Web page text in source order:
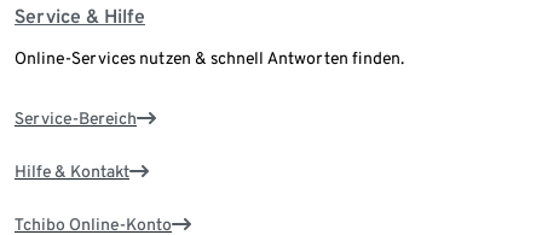
Service & Hilfe
Online-Services nutzen & schnell Antworten finden.
Service-Bereich
Hilfe & Kontakt
Tchibo Online-Konto